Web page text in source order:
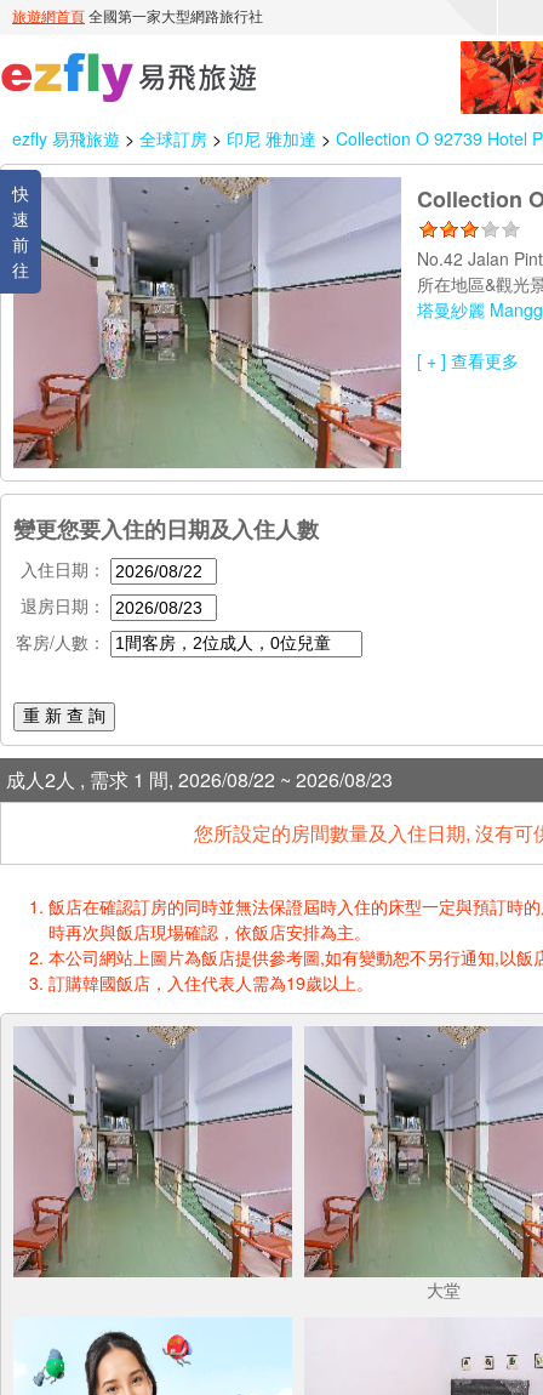
ezfly 易飛旅遊 > 全球訂房 > 印尼 雅加達 > Collection O 92739 Hotel
快
速
前
往
Collection
No.42 Jalan
所在地區&觀光
塔曼紗麗
[ + ] 查看更多
變更您要入住的日期及入住人數
入住日期：
退房日期：
客房/人數：
重 新 查 詢
成人2人 , 需求 1 間, 2026/08/22 ~ 2026/08/23
您所設定的房間數量及入住日期, 沒有
飯店在確認訂房的同時並無法保證屆時入住的床型一定與預訂時
時再次與飯店現場確認，依飯店安排為主。
本公司網站上圖片為飯店提供參考圖,如有變動恕不另行通知,以飯
訂購韓國飯店，入住代表人需為19歲以上。
大堂